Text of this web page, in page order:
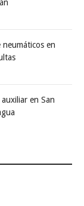
neumáticos en
en San